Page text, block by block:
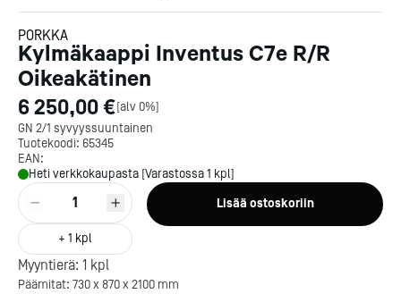
PORKKA
Kylmäkaappi Inventus C7e R/R
Oikeakätinen
6 250,00 €[alv 0%]
GN 2/1 syvyyssuuntainen
Tuotekoodi: 65345
EAN:
Heti verkkokaupasta [Varastossa 1 kpl]
1
+ 1 kpl
Lisää ostoskoriin
Myyntierä: 1 kpl
Päämitat: 730 x 870 x 2100 mm